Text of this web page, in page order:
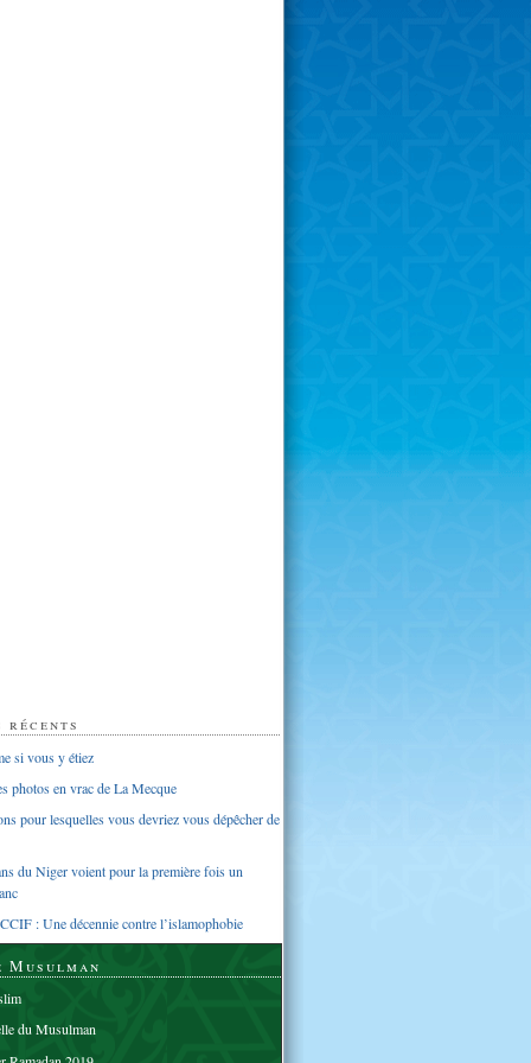
si vous y étiez
photos en vrac de La Mecque
pour lesquelles vous devriez vous dépêcher de
du Niger voient pour la première fois un
: Une décennie contre l’islamophobie
Musulman
du Musulman